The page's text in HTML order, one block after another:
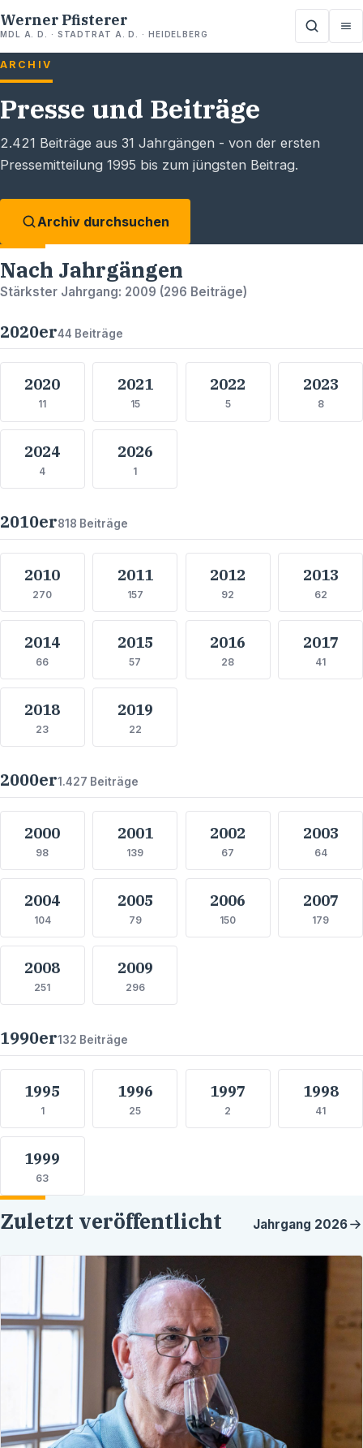
Werner Pfisterer
MDL A. D. · STADTRAT A. D. · HEIDELBERG
ARCHIV
Presse und Beiträge
2.421 Beiträge aus 31 Jahrgängen - von der ersten
Pressemitteilung 1995 bis zum jüngsten Beitrag.
Archiv durchsuchen
Nach Jahrgängen
Stärkster Jahrgang: 2009 (296 Beiträge)
2020er44 Beiträge
2020
11
2021
15
2022
5
2023
8
2024
4
2026
1
2010er818 Beiträge
2010
270
2011
157
2012
92
2013
62
2014
66
2015
57
2016
28
2017
41
2018
23
2019
22
2000er1.427 Beiträge
2000
98
2001
139
2002
67
2003
64
2004
104
2005
79
2006
150
2007
179
2008
251
2009
296
1990er132 Beiträge
1995
1
1996
25
1997
2
1998
41
1999
63
Zuletzt veröffentlicht Jahrgang 2026